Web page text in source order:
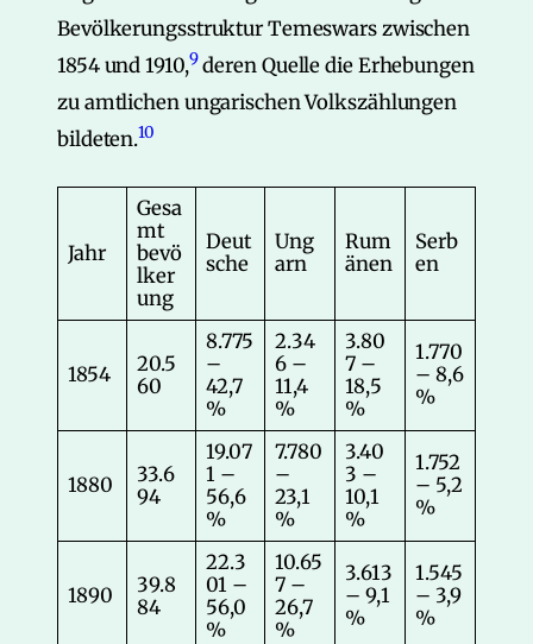
Bevölkerungsstruktur Temeswars zwischen
1854 und 1910,9deren Quelle die Erhebungen
zu amtlichen ungarischen Volkszählungen
bildeten.10
Jahr
Gesa
mt­
bevö
lker
ung
Deut
sche
Ung
arn
Rum
änen
Serb
en
1854
20.5
60
8.775
–
42,7
%
2.34
6 –
11,4
%
3.80
7 –
18,5
%
1.770
– 8,6
%
1880
33.6
94
19.07
1 –
56,6
%
7.780
–
23,1
%
3.40
3 –
10,1
%
1.752
– 5,2
%
1890
39.8
84
22.3
01 –
56,0
%
10.65
7 –
26,7
%
3.613
– 9,1
%
1.545
– 3,9
%